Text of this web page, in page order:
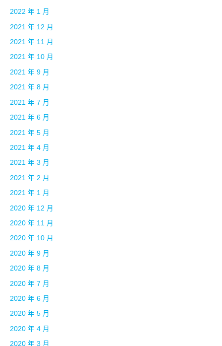
2022 年 1 月
2021 年 12 月
2021 年 11 月
2021 年 10 月
2021 年 9 月
2021 年 8 月
2021 年 7 月
2021 年 6 月
2021 年 5 月
2021 年 4 月
2021 年 3 月
2021 年 2 月
2021 年 1 月
2020 年 12 月
2020 年 11 月
2020 年 10 月
2020 年 9 月
2020 年 8 月
2020 年 7 月
2020 年 6 月
2020 年 5 月
2020 年 4 月
2020 年 3 月